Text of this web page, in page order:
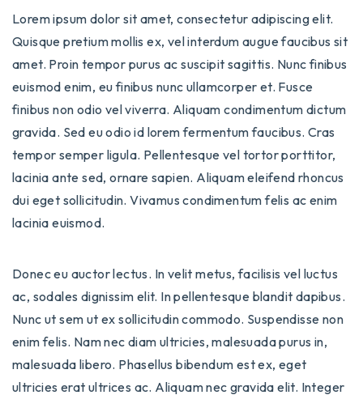
Lorem ipsum dolor sit amet, consectetur adipiscing elit.
Quisque pretium mollis ex, vel interdum augue faucibus sit
amet. Proin tempor purus ac suscipit sagittis. Nunc finibus
euismod enim, eu finibus nunc ullamcorper et. Fusce
finibus non odio vel viverra. Aliquam condimentum dictum
gravida. Sed eu odio id lorem fermentum faucibus. Cras
tempor semper ligula. Pellentesque vel tortor porttitor,
lacinia ante sed, ornare sapien. Aliquam eleifend rhoncus
dui eget sollicitudin. Vivamus condimentum felis ac enim
lacinia euismod.
Donec eu auctor lectus. In velit metus, facilisis vel luctus
ac, sodales dignissim elit. In pellentesque blandit dapibus.
Nunc ut sem ut ex sollicitudin commodo. Suspendisse non
enim felis. Nam nec diam ultricies, malesuada purus in,
malesuada libero. Phasellus bibendum est ex, eget
ultricies erat ultrices ac. Aliquam nec gravida elit. Integer